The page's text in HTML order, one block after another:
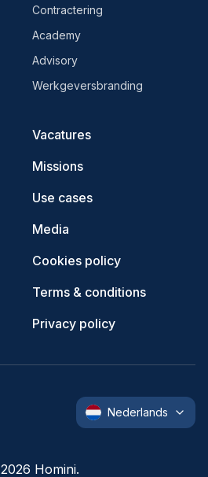
Contractering
Academy
Advisory
Werkgeversbranding
Vacatures
Missions
Use cases
Media
Cookies policy
Terms & conditions
Privacy policy
2026 Homini.
Nederlands